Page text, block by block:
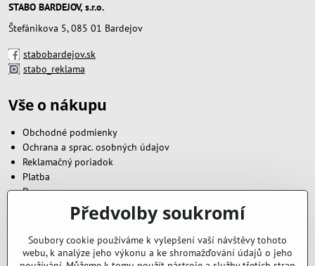
STABO BARDEJOV, s.r.o.
Štefánikova 5, 085 01 Bardejov
stabobardejov.sk
stabo_reklama
Vše o nákupu
Obchodné podmienky
Ochrana a sprac. osobných údajov
Reklamačný poriadok
Platba
Doprava
Zavoláme vám zpět
Předvolby soukromí
Soubory cookie používáme k vylepšení vaší návštěvy tohoto
webu, k analýze jeho výkonu a ke shromažďování údajů o jeho